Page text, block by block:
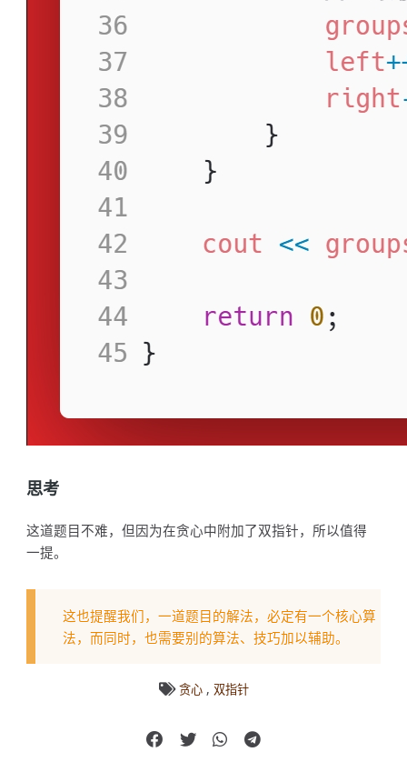
思考
这道题目不难，但因为在贪心中附加了双指针，所以值得
一提。
这也提醒我们，一道题目的解法，必定有一个核心算
法，而同时，也需要别的算法、技巧加以辅助。
贪心, 双指针